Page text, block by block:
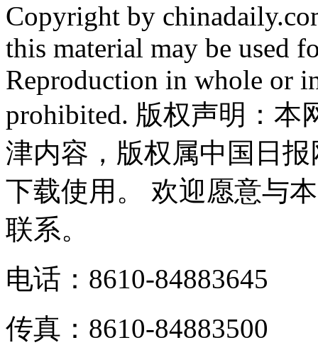
Copyright by
this material may be used
Reproduction in whole or
prohibited. 版权声明：
津内容，版权属中国日
下载使用。 欢迎愿意与
联系。
电话：8610-84883645
传真：8610-84883500